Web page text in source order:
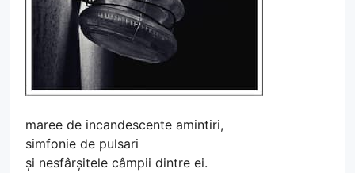
maree de incandescente amintiri,
simfonie de pulsari
și nesfârșitele câmpii dintre ei.